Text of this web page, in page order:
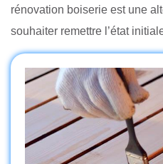
rénovation boiserie est une
souhaiter remettre l’état